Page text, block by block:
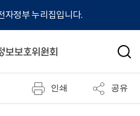
자정부 누리집입니다.
검
인쇄 공유